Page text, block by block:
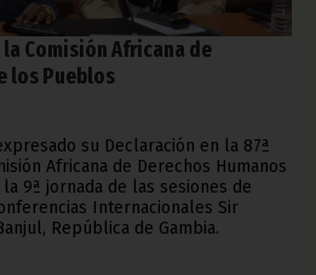
Comisión Africana de
los Pueblos
su Declaración en la 87ª
Africana de Derechos Humanos
9ª jornada de las sesiones de
Internacionales Sir
República de Gambia.